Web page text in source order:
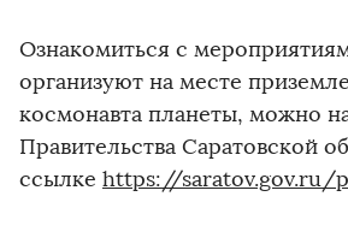
Ознакомиться с
организуют на месте
космонавта планеты, можно
Правительства Саратовской
ссылке https://